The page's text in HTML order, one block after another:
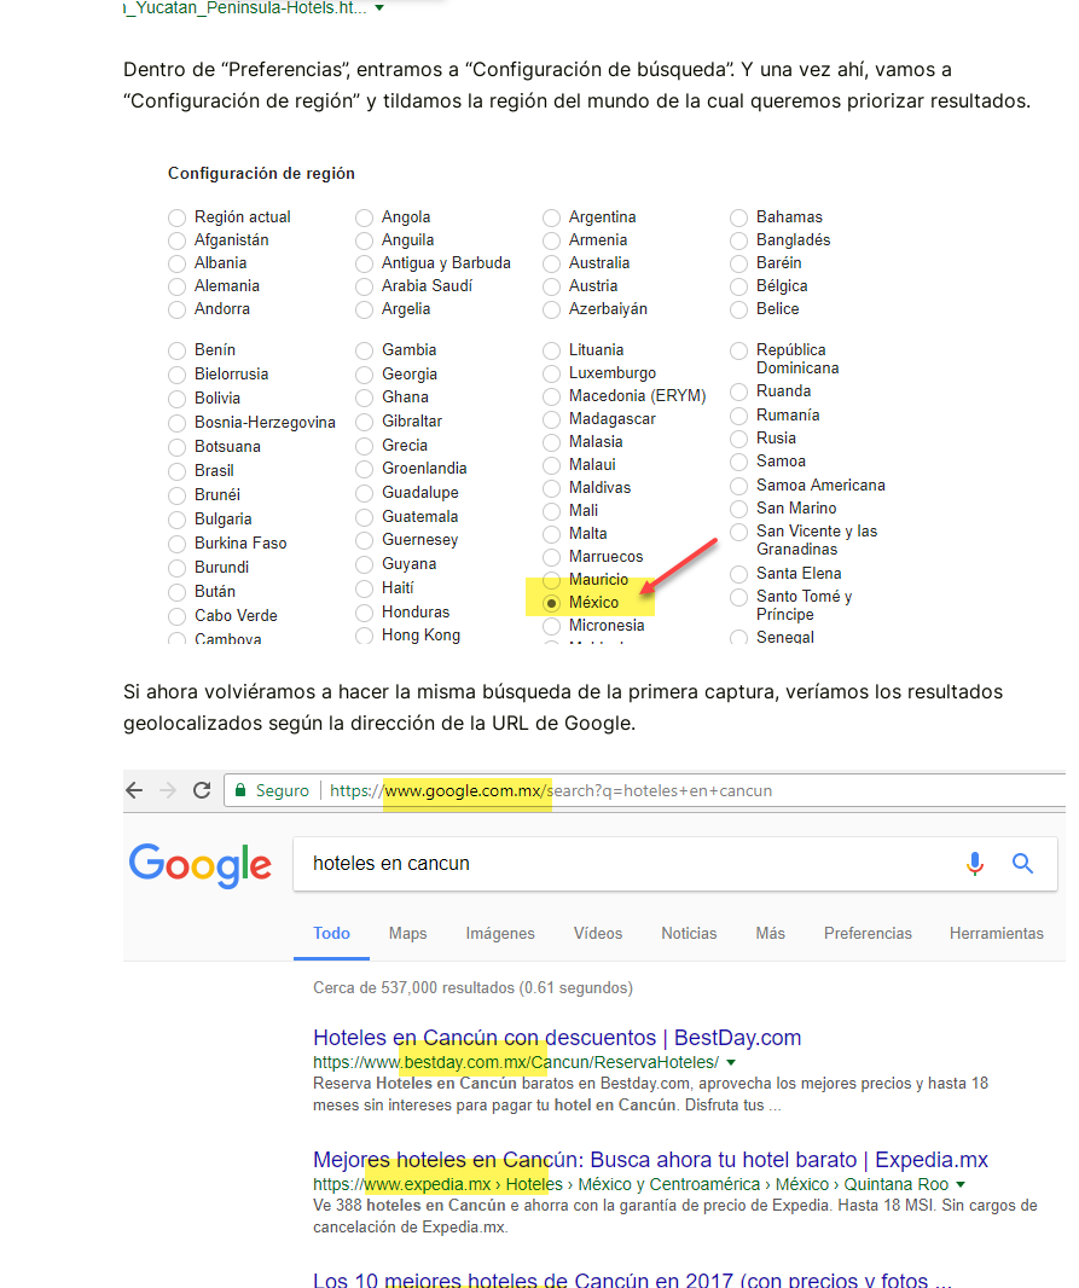
Dentro de “Preferencias”, entramos a “Configuración de búsqueda”. Y una vez ahí, vamos a
“Configuración de región” y tildamos la región del mundo de la cual queremos priorizar resultados.
Si ahora volviéramos a hacer la misma búsqueda de la primera captura, veríamos los resultados
geolocalizados según la dirección de la URL de Google.